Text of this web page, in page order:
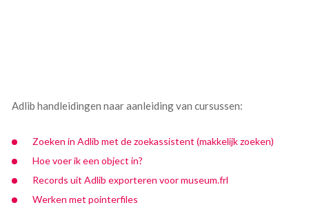
Adlib handleidingen naar aanleiding van cursussen:
Zoeken in Adlib met de zoekassistent (makkelijk zoeken)
Hoe voer ik een object in?
Records uit Adlib exporteren voor museum.frl
Werken met pointerfiles